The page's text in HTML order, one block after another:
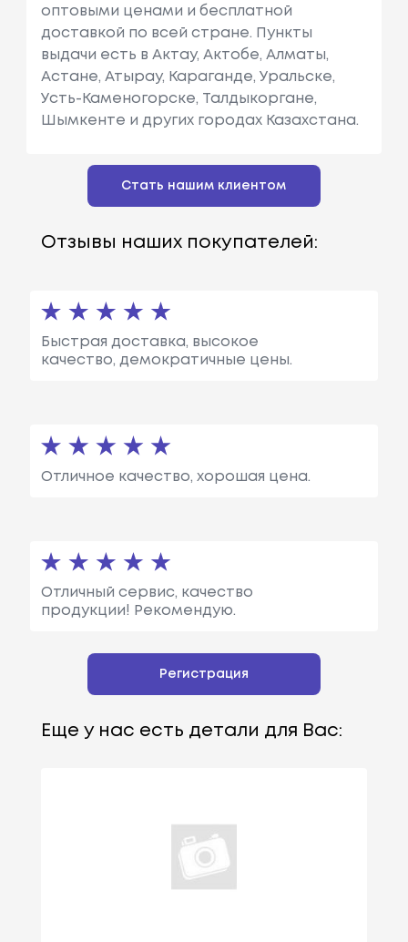
оптовыми ценами и бесплатной
доставкой по всей стране. Пункты
выдачи есть в Актау, Актобе, Алматы,
Астане, Атырау, Караганде, Уральске,
Усть-Каменогорске, Талдыкоргане,
Шымкенте и других городах Казахстана.
Стать нашим клиентом
Отзывы наших покупателей:
Быстрая доставка, высокое
качество, демократичные цены.
Отличное качество, хорошая цена.
Отличный сервис, качество
продукции! Рекомендую.
Регистрация
Еще у нас есть детали для Вас: